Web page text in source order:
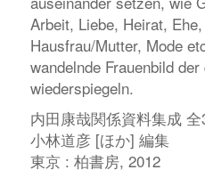
Arbeit, Liebe, Heirat,
Hausfrau/Mutter, Mode
wandelnde Frauenbild
wiederspiegeln.
内田康哉関係資料集成
小林道彦 [ほか] 編集
東京 : 柏書房, 2012